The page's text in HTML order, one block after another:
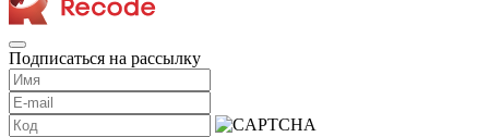
Подписаться на рассылку